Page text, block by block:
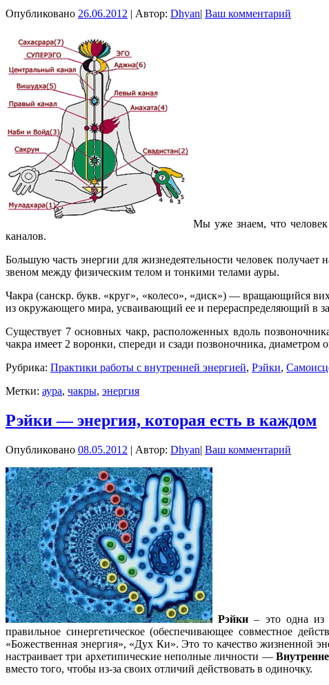
Опубликовано 26.06.2012 | Автор: Dhyan| Ваш комментарий
Мы уже знаем, что человек
каналов.
Большую часть энергии для жизнедеятельности человек
звеном между физическим телом и тонкими телами ауры.
Чакра (санскр. букв. «круг», «колесо», «диск») — вращающийся
из окружающего мира, усваивающий ее и перераспределяющий в
Существует 7 основных чакр, расположенных вдоль
чакра имеет 2 воронки, спереди и сзади позвоночника, диаметром
Рубрика: Практики работы с внутренней энергией, Рэйки,
Метки: аура, чакры, энергия
Рэйки — энергия, которая есть в каждом
Опубликовано 08.05.2012 | Автор: Dhyan| Ваш комментарий
Рэйки – это одна из
правильное синергетическое (обеспечивающее совместное
«Божественная энергия», «Дух Ки». Это то качество жизненной
настраивает три архетипические неполные личности —
вместо того, чтобы из-за своих отличий действовать в одиночку.